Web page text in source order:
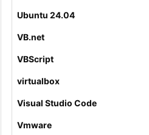
Ubuntu 24.04
VB.net
VBScript
virtualbox
Visual Studio Code
Vmware